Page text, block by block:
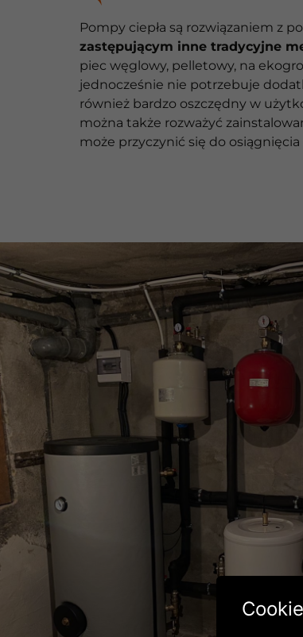
Pompy ciepła są rozwiązaniem z
zastępującym inne tradycyjne
piec węglowy, pelletowy, na
jednocześnie nie potrzebuje
również bardzo oszczędny w
można także rozważyć
może przyczynić się do osiągnięcia